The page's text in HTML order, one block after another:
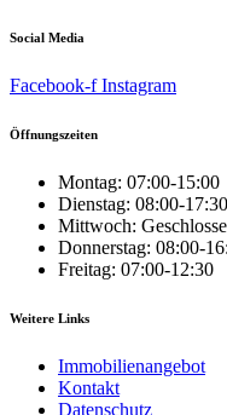
Social Media
Facebook-f Instagram
Öffnungszeiten
Montag: 07:00-15:00
Dienstag: 08:00-17:30
Mittwoch:
Donnerstag: 08:00-
Freitag: 07:00-12:30
Weitere Links
Immobilienangebot
Kontakt
Datenschutz